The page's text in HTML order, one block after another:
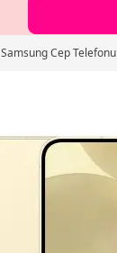
Samsung Cep Telefonu